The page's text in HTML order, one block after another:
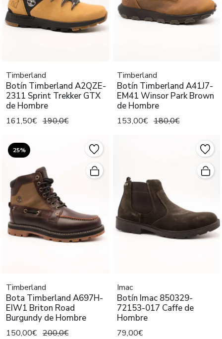
Timberland
Botín Timberland A2QZE-
2311 Sprint Trekker GTX
de Hombre
161,50€ 190,0€
Timberland
Botín Timberland A41J7-
EM41 Winsor Park Brown
de Hombre
153,00€ 180,0€
25%
Timberland
Bota Timberland A697H-
EIW1 Briton Road
Burgundy de Hombre
150,00€ 200,0€
Imac
Botín Imac 850329-
72153-017 Caffe de
Hombre
79,00€